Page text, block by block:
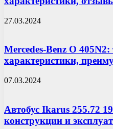
27.03.2024
Mercedes-Benz O 405N2:
характеристики,
07.03.2024
Автобус Ikarus 255.72
конструкции и